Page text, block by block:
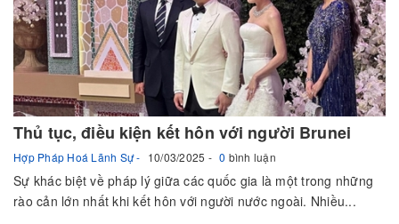
Thủ tục, điều kiện kết hôn với người Brunei
Hợp Pháp Hoá Lãnh Sự 10/03/2025 0 bình luận
Sự khác biệt về pháp lý giữa các quốc gia là một trong những
rào cản lớn nhất khi kết hôn với người nước ngoài. Nhiều...